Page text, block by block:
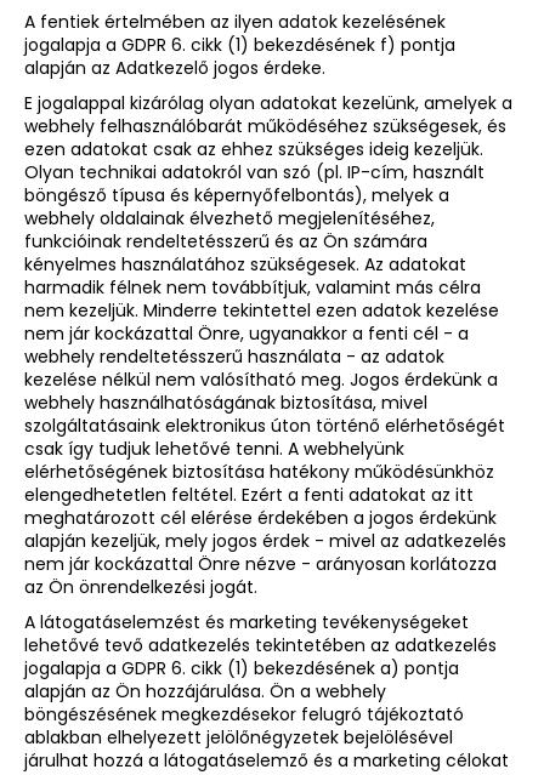
A fentiek értelmében az ilyen adatok kezelésének
jogalapja a GDPR 6. cikk (1) bekezdésének f) pontja
alapján az Adatkezelő jogos érdeke.
E jogalappal kizárólag olyan adatokat kezelünk, amelyek a
webhely felhasználóbarát működéséhez szükségesek, és
ezen adatokat csak az ehhez szükséges ideig kezeljük.
Olyan technikai adatokról van szó (pl. IP-cím, használt
böngésző típusa és képernyőfelbontás), melyek a
webhely oldalainak élvezhető megjelenítéséhez,
funkcióinak rendeltetésszerű és az Ön számára
kényelmes használatához szükségesek. Az adatokat
harmadik félnek nem továbbítjuk, valamint más célra
nem kezeljük. Minderre tekintettel ezen adatok kezelése
nem jár kockázattal Önre, ugyanakkor a fenti cél - a
webhely rendeltetésszerű használata - az adatok
kezelése nélkül nem valósítható meg. Jogos érdekünk a
webhely használhatóságának biztosítása, mivel
szolgáltatásaink elektronikus úton történő elérhetőségét
csak így tudjuk lehetővé tenni. A webhelyünk
elérhetőségének biztosítása hatékony működésünkhöz
elengedhetetlen feltétel. Ezért a fenti adatokat az itt
meghatározott cél elérése érdekében a jogos érdekünk
alapján kezeljük, mely jogos érdek - mivel az adatkezelés
nem jár kockázattal Önre nézve - arányosan korlátozza
az Ön önrendelkezési jogát.
A látogatáselemzést és marketing tevékenységeket
lehetővé tevő adatkezelés tekintetében az adatkezelés
jogalapja a GDPR 6. cikk (1) bekezdésének a) pontja
alapján az Ön hozzájárulása. Ön a webhely
böngészésének megkezdésekor felugró tájékoztató
ablakban elhelyezett jelölőnégyzetek bejelölésével
járulhat hozzá a látogatáselemző és a marketing célokat